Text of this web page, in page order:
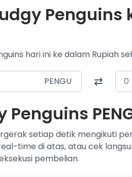
Penguins
hari ini ke dalam Rupiah
PENGU
Penguins
setiap detik mengikuti
time di atas, atau cek
pembelian.